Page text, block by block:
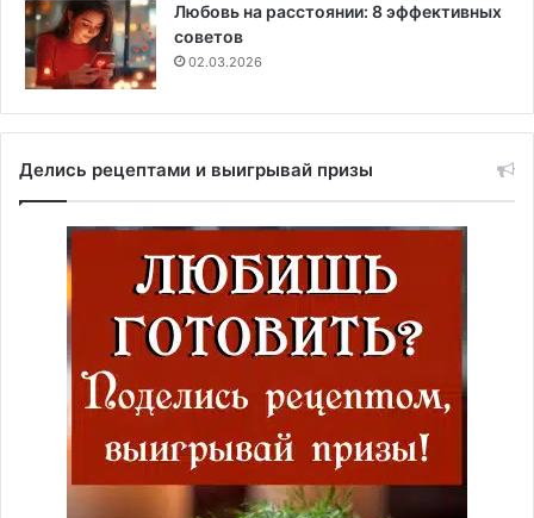
Любовь на расстоянии: 8 эффективных
советов
02.03.2026
Делись рецептами и выигрывай призы